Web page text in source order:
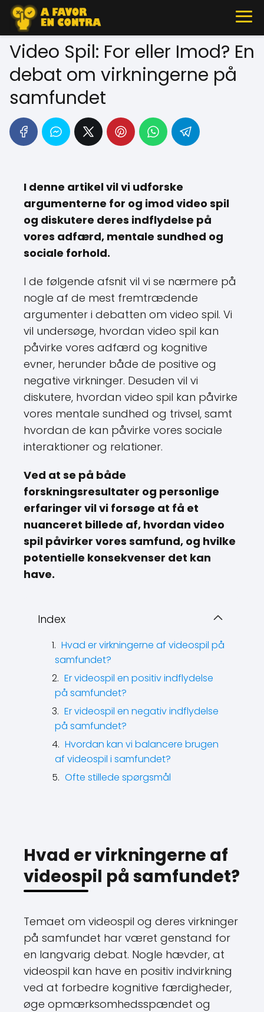
Video Spil: For eller Imod? En
debat om virkningerne på
samfundet
I denne artikel vil vi udforske
argumenterne for og imod video spil
og diskutere deres indflydelse på
vores adfærd, mentale sundhed og
sociale forhold.
I de følgende afsnit vil vi se nærmere på
nogle af de mest fremtrædende
argumenter i debatten om video spil. Vi
vil undersøge, hvordan video spil kan
påvirke vores adfærd og kognitive
evner, herunder både de positive og
negative virkninger. Desuden vil vi
diskutere, hvordan video spil kan påvirke
vores mentale sundhed og trivsel, samt
hvordan de kan påvirke vores sociale
interaktioner og relationer.
Ved at se på både
forskningsresultater og personlige
erfaringer vil vi forsøge at få et
nuanceret billede af, hvordan video
spil påvirker vores samfund, og hvilke
potentielle konsekvenser det kan
have.
Index
Hvad er virkningerne af videospil på
samfundet?
Er videospil en positiv indflydelse
på samfundet?
Er videospil en negativ indflydelse
på samfundet?
Hvordan kan vi balancere brugen
af videospil i samfundet?
Ofte stillede spørgsmål
Hvad er virkningerne af
videospil på samfundet?
Temaet om videospil og deres virkninger
på samfundet har været genstand for
en langvarig debat. Nogle hævder, at
videospil kan have en positiv indvirkning
ved at forbedre kognitive færdigheder,
øge opmærksomhedsspændet og